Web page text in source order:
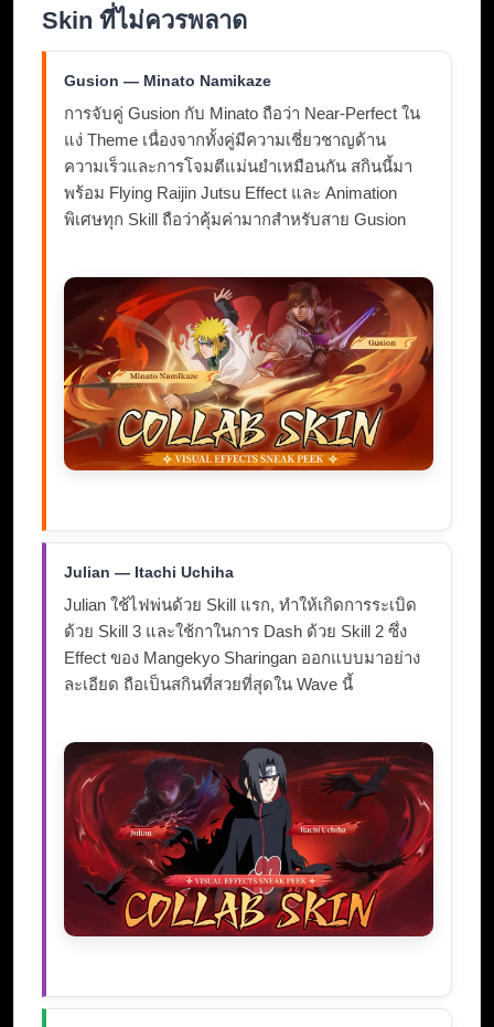
Skin ที่ไม่ควรพลาด
Gusion — Minato Namikaze
การจับคู่ Gusion กับ Minato ถือว่า Near-Perfect ใน
แง่ Theme เนื่องจากทั้งคู่มีความเชี่ยวชาญด้าน
ความเร็วและการโจมตีแม่นยำเหมือนกัน สกินนี้มา
พร้อม Flying Raijin Jutsu Effect และ Animation
พิเศษทุก Skill ถือว่าคุ้มค่ามากสำหรับสาย Gusion
Julian — Itachi Uchiha
Julian ใช้ไฟพ่นด้วย Skill แรก, ทำให้เกิดการระเบิด
ด้วย Skill 3 และใช้กาในการ Dash ด้วย Skill 2 ซึ่ง
Effect ของ Mangekyo Sharingan ออกแบบมาอย่าง
ละเอียด ถือเป็นสกินที่สวยที่สุดใน Wave นี้